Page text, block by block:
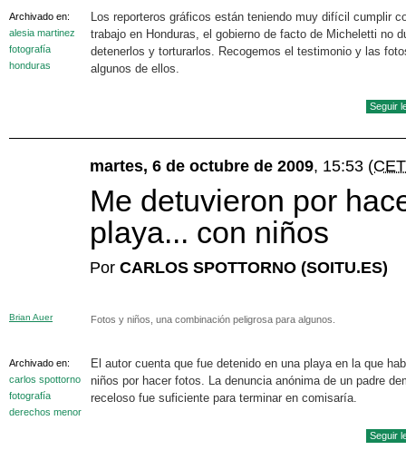
Archivado en:
alesia martinez
fotografía
honduras
Los reporteros gráficos están teniendo muy difícil cumplir
trabajo en Honduras, el gobierno de facto de Micheletti no
detenerlos y torturarlos. Recogemos el testimonio y las
algunos de ellos.
Seguir
martes, 6 de octubre de 2009, 15:53
Me detuvieron por
playa... con niños
Por CARLOS SPOTTORNO (SOITU.ES)
Brian Auer Fotos y niños, una combinación peligrosa para algunos.
Archivado en:
carlos spottorno
fotografía
derechos menor
El autor cuenta que fue detenido en una playa en la que
niños por hacer fotos. La denuncia anónima de un padre
receloso fue suficiente para terminar en comisaría.
Seguir